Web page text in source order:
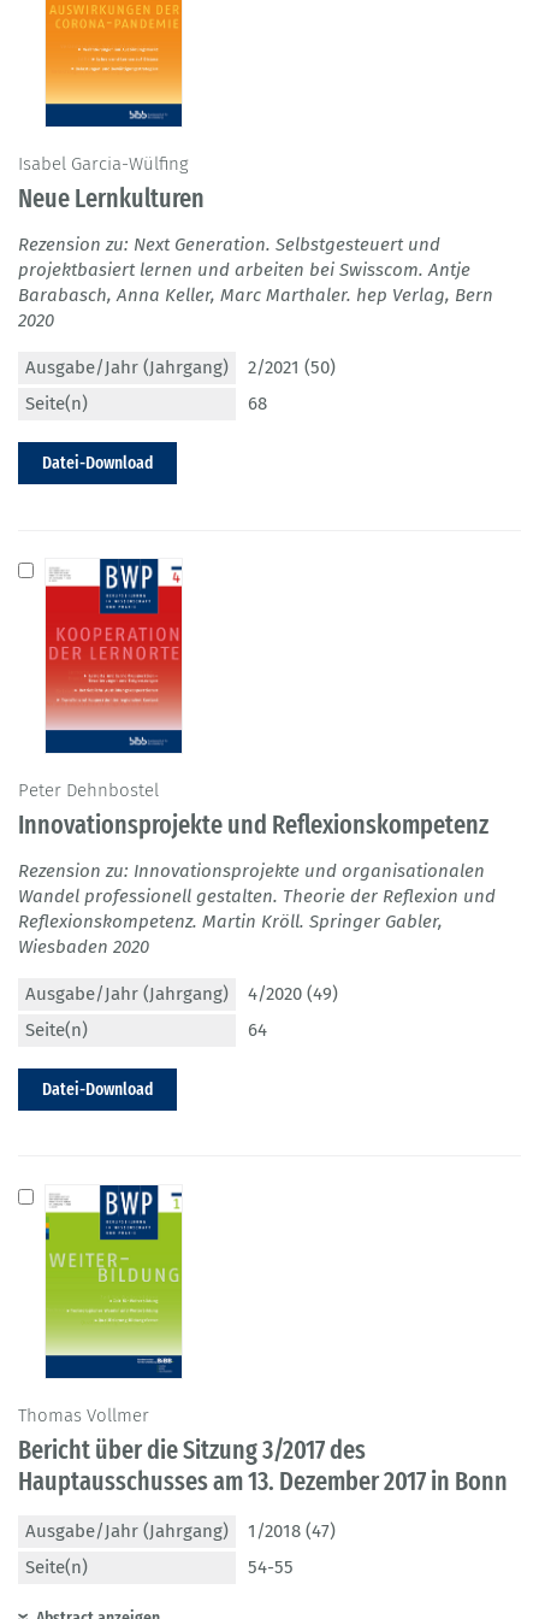
Isabel Garcia-Wülfing
Neue Lernkulturen
Rezension zu: Next Generation. Selbstgesteuert und
projektbasiert lernen und arbeiten bei Swisscom. Antje
Barabasch, Anna Keller, Marc Marthaler. hep Verlag, Bern
2020
Ausgabe/Jahr (Jahrgang)
2/2021 (50)
Seite(n)
68
Datei-Download
Peter Dehnbostel
Innovationsprojekte und Reflexionskompetenz
Rezension zu: Innovationsprojekte und organisationalen
Wandel professionell gestalten. Theorie der Reflexion und
Reflexionskompetenz. Martin Kröll. Springer Gabler,
Wiesbaden 2020
Ausgabe/Jahr (Jahrgang)
4/2020 (49)
Seite(n)
64
Datei-Download
Thomas Vollmer
Bericht über die Sitzung 3/2017 des
Hauptausschusses am 13. Dezember 2017 in Bonn
Ausgabe/Jahr (Jahrgang)
1/2018 (47)
Seite(n)
54-55